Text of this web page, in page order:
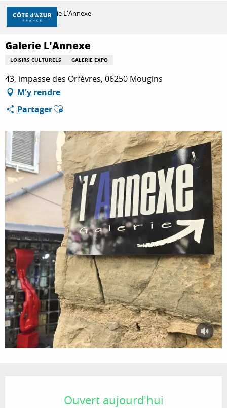
Aller
contenu
principal
DÉCOUVRIR
À FAIRE
SÉJOURNER
Accueil Galerie L'Annexe
Galerie L'Annexe
LOISIRS CULTURELS GALERIE EXPO
43, impasse des Orfèvres, 06250 Mougins
M'y rendre
PartagerAjouter aux favoris
Ouvert aujourd'hui